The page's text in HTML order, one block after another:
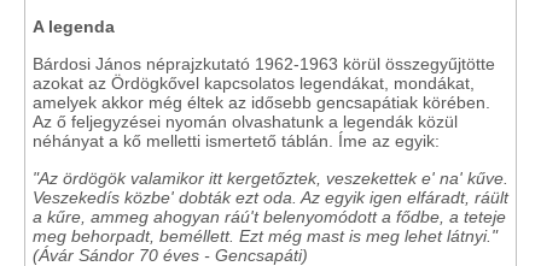
A legenda
Bárdosi János néprajzkutató 1962-1963 körül összegyűjtötte
azokat az Ördögkővel kapcsolatos legendákat, mondákat,
amelyek akkor még éltek az idősebb gencsapátiak körében.
Az ő feljegyzései nyomán olvashatunk a legendák közül
néhányat a kő melletti ismertető táblán. Íme az egyik:
"Az ördögök valamikor itt kergetőztek, veszekettek e' na' kűve.
Veszekedís közbe' dobták ezt oda. Az egyik igen elfáradt, ráült
a kűre, ammeg ahogyan ráú't belenyomódott a fődbe, a teteje
meg behorpadt, beméllett. Ezt még mast is meg lehet látnyi."
(Ávár Sándor 70 éves - Gencsapáti)